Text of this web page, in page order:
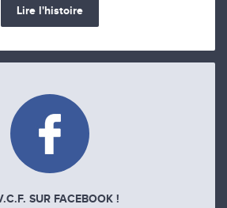
Lire l'histoire
SUR FACEBOOK !